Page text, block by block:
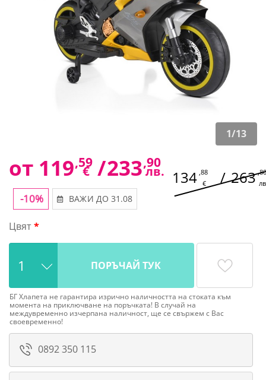
1/13
от 119,59
€/233,90
лв. 134 ,88
€
/263 ,80
-10% ВАЖИ ДО 31.08
Цвят
ПОРЪЧАЙ ТУК
БГ Хлапета не гарантира изрично наличността на стоката към
момента на приключване на поръчката! В случай на
междувременно изчерпана наличност, ще се свържем с Вас
своевременно!
0892 350 115